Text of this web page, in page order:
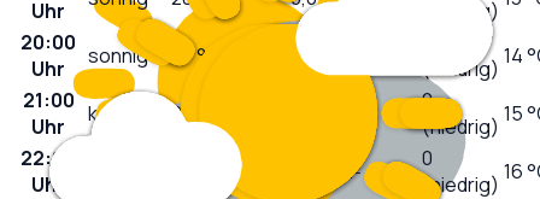
Uhr
(niedrig)
20:00
Uhr
sonnig 27°C 0,0
(niedrig) 14
21:00
Uhr
klar 24
0
(niedrig) 15
22:00
Uhr
L/m²
0
(niedrig) 16